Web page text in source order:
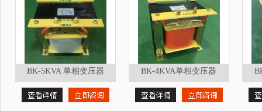
BK-5KVA 单相变压器 BK-4KVA单相变压器